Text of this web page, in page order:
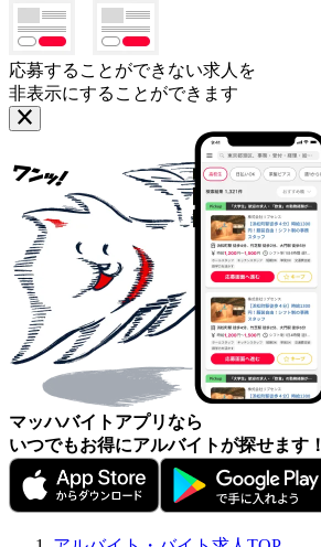
応募することができない求人を
非表示にすることができます
マッハバイトアプリなら
いつでもお得にアルバイトが探せます！